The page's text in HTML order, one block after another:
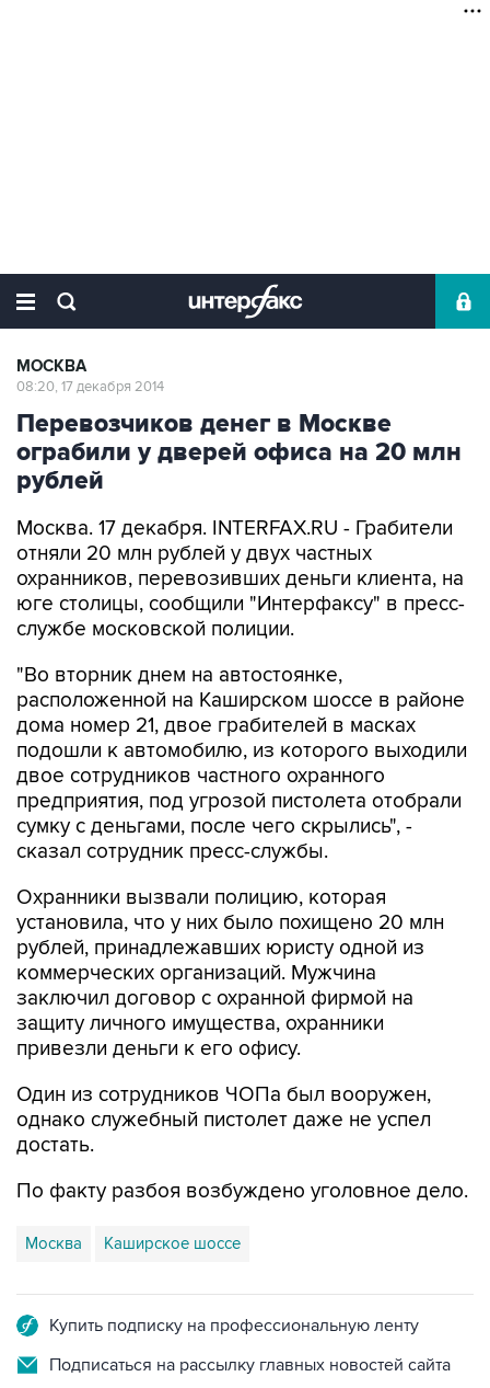
МОСКВА
08:20, 17 декабря 2014
Перевозчиков денег в Москве
ограбили у дверей офиса на 20 млн
рублей
Москва. 17 декабря. INTERFAX.RU - Грабители
отняли 20 млн рублей у двух частных
охранников, перевозивших деньги клиента, на
юге столицы, сообщили "Интерфаксу" в пресс-
службе московской полиции.
"Во вторник днем на автостоянке,
расположенной на Каширском шоссе в районе
дома номер 21, двое грабителей в масках
подошли к автомобилю, из которого выходили
двое сотрудников частного охранного
предприятия, под угрозой пистолета отобрали
сумку с деньгами, после чего скрылись", -
сказал сотрудник пресс-службы.
Охранники вызвали полицию, которая
установила, что у них было похищено 20 млн
рублей, принадлежавших юристу одной из
коммерческих организаций. Мужчина
заключил договор с охранной фирмой на
защиту личного имущества, охранники
привезли деньги к его офису.
Один из сотрудников ЧОПа был вооружен,
однако служебный пистолет даже не успел
достать.
По факту разбоя возбуждено уголовное дело.
Москва Каширское шоссе
Купить подписку на профессиональную ленту
Подписаться на рассылку главных новостей сайта